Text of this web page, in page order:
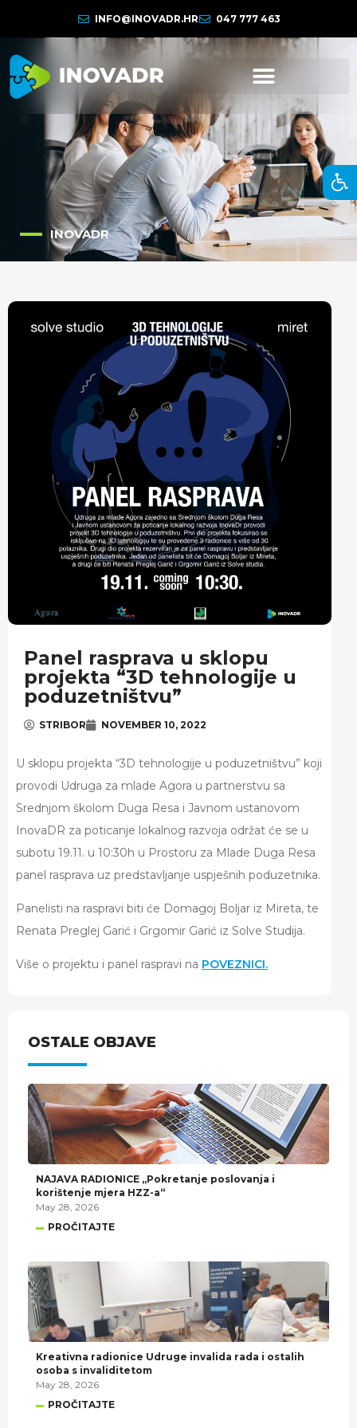
INFO@INOVADR.HR 047 777 463
INOVADR
OSTALE OBJAVE
NAJAVA RADIONICE „Pokretanje poslovanja i
korištenje mjera HZZ-a“
May 28, 2026
PROČITAJTE
Kreativna radionice Udruge invalida rada i ostalih
osoba s invaliditetom
May 28, 2026
PROČITAJTE
Panel rasprava u sklopu
projekta “3D tehnologije u
poduzetništvu”
STRIBOR NOVEMBER 10, 2022
U sklopu projekta “3D tehnologije u poduzetništvu” koji
provodi Udruga za mlade Agora u partnerstvu sa
Srednjom školom Duga Resa i Javnom ustanovom
InovaDR za poticanje lokalnog razvoja održat će se u
subotu 19.11. u 10:30h u Prostoru za Mlade Duga Resa
panel rasprava uz predstavljanje uspješnih poduzetnika.
Panelisti na raspravi biti će Domagoj Boljar iz Mireta, te
Renata Preglej Garić i Grgomir Garić iz Solve Studija.
Više o projektu i panel raspravi na POVEZNICI.